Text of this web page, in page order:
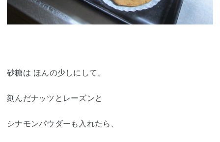
砂糖は ほんの少しにして、
刻んだナッツとレーズンと
シナモンパウダーも入れたら、